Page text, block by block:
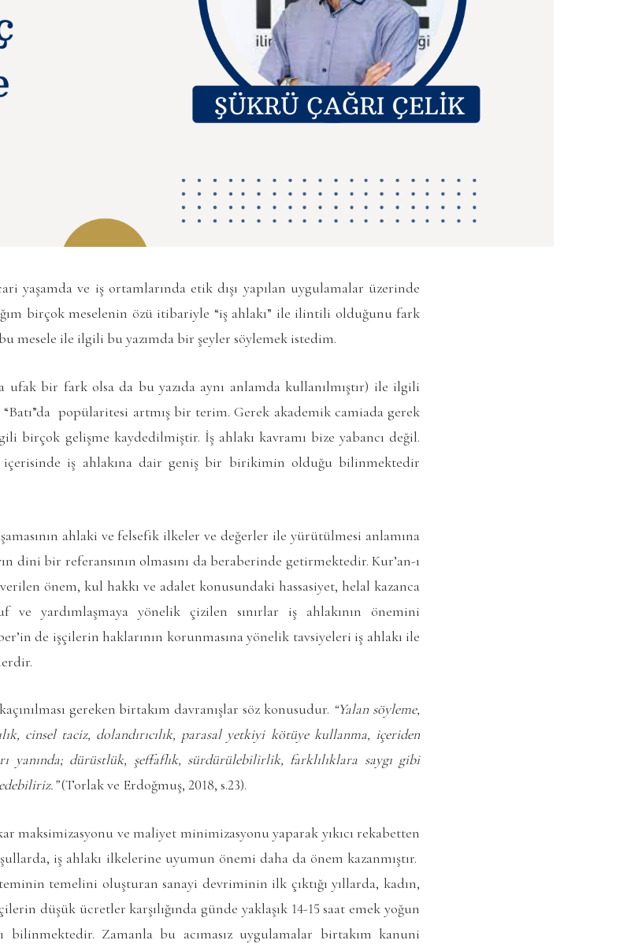
yaşamda ve iş ortamlarında etik dışı yapılan uygulamalar üzerinde
birçok meselenin özü itibariyle “iş ahlakı” ile ilintili olduğunu fark
mesele ile ilgili bu yazımda bir şeyler söylemek istedim.
ufak bir fark olsa da bu yazıda aynı anlamda kullanılmıştır) ile ilgili
popülaritesi artmış bir terim. Gerek akademik camiada gerek
birçok gelişme kaydedilmiştir. İş ahlakı kavramı bize yabancı değil.
içerisinde iş ahlakına dair geniş bir birikimin olduğu bilinmektedir
ahlaki ve felsefik ilkeler ve değerler ile yürütülmesi anlamına
dini bir referansının olmasını da beraberinde getirmektedir. Kur’an-ı
önem, kul hakkı ve adalet konusundaki hassasiyet, helal kazanca
ve yardımlaşmaya yönelik çizilen sınırlar iş ahlakının önemini
de işçilerin haklarının korunmasına yönelik tavsiyeleri iş ahlakı ile
gereken birtakım davranışlar söz konusudur. “Yalan söyleme,
cinsel taciz, dolandırıcılık, parasal yetkiyi kötüye kullanma, içeriden
dürüstlük, şeffaflık, sürdürülebilirlik, farklılıklara saygı gibi
(Torlak ve Erdoğmuş, 2018, s.23).
maksimizasyonu ve maliyet minimizasyonu yaparak yıkıcı rekabetten
iş ahlakı ilkelerine uyumun önemi daha da önem kazanmıştır.
temelini oluşturan sanayi devriminin ilk çıktığı yıllarda, kadın,
düşük ücretler karşılığında günde yaklaşık 14-15 saat emek yoğun
bilinmektedir. Zamanla bu acımasız uygulamalar birtakım kanuni